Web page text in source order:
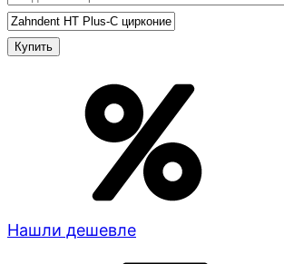
Нашли дешевле